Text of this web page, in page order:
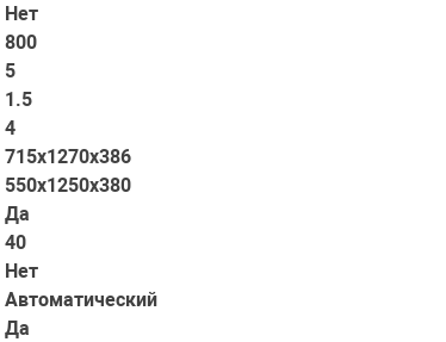
Нет
800
5
1.5
4
715х1270х386
550х1250х380
Да
40
Нет
Автоматический
Да